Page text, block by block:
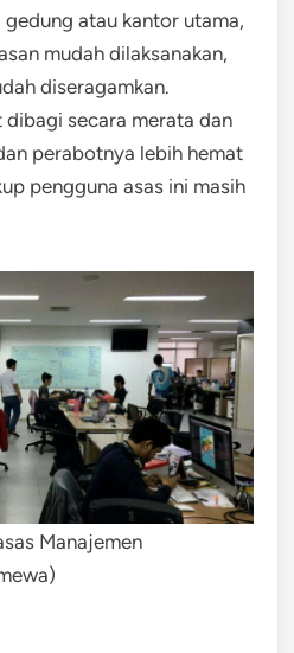
atau kantor utama,
mudah dilaksanakan,
diseragamkan.
dibagi secara merata dan
perabotnya lebih hemat
pengguna asas ini masih
Manajemen